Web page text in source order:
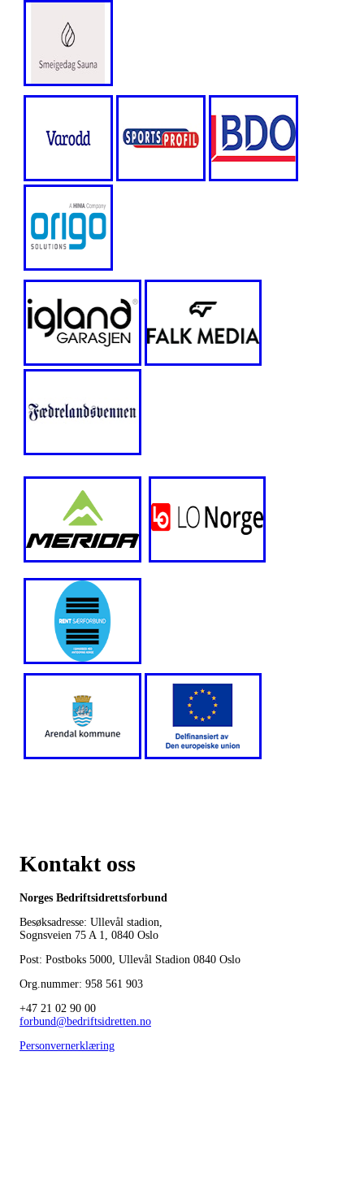
Kontakt oss
Norges Bedriftsidrettsforbund
Besøksadresse: Ullevål stadion,
Sognsveien 75 A 1, 0840 Oslo
Post: Postboks 5000, Ullevål Stadion 0840 Oslo
Org.nummer: 958 561 903
+47 21 02 90 00
forbund@bedriftsidretten.no
Personvernerklæring